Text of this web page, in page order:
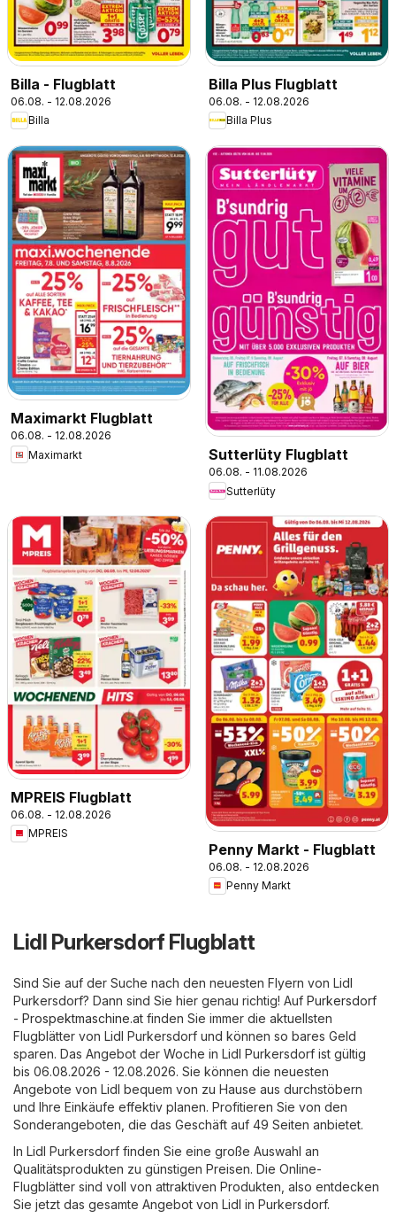
Billa - Flugblatt
06.08. - 12.08.2026
Billa
Billa Plus Flugblatt
06.08. - 12.08.2026
Billa Plus
Maximarkt Flugblatt
06.08. - 12.08.2026
Maximarkt
Sutterlüty Flugblatt
06.08. - 11.08.2026
Sutterlüty
MPREIS Flugblatt
06.08. - 12.08.2026
MPREIS
Penny Markt - Flugblatt
06.08. - 12.08.2026
Penny Markt
Lidl Purkersdorf Flugblatt
Sind Sie auf der Suche nach den neuesten Flyern von Lidl
Purkersdorf? Dann sind Sie hier genau richtig! Auf Purkersdorf
- Prospektmaschine.at finden Sie immer die aktuellsten
Flugblätter von Lidl Purkersdorf und können so bares Geld
sparen. Das Angebot der Woche in Lidl Purkersdorf ist gültig
bis 06.08.2026 - 12.08.2026. Sie können die neuesten
Angebote von Lidl bequem von zu Hause aus durchstöbern
und Ihre Einkäufe effektiv planen. Profitieren Sie von den
Sonderangeboten, die das Geschäft auf 49 Seiten anbietet.
In Lidl Purkersdorf finden Sie eine große Auswahl an
Qualitätsprodukten zu günstigen Preisen. Die Online-
Flugblätter sind voll von attraktiven Produkten, also entdecken
Sie jetzt das gesamte Angebot von Lidl in Purkersdorf.